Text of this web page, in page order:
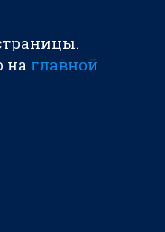
на главной